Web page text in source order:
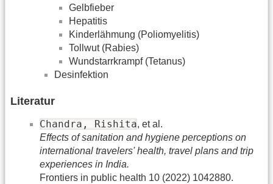
Gelbfieber
Hepatitis
Kinderlähmung (Poliomyelitis)
Tollwut (Rabies)
Wundstarrkrampf (Tetanus)
Desinfektion
Literatur
Chandra, Rishita, et al.
Effects of sanitation and hygiene perceptions on
international travelers' health, travel plans and trip
experiences in India.
Frontiers in public health 10 (2022) 1042880.